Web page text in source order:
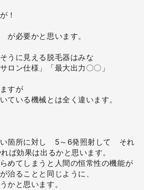
！
必要かと思います。
うに見える脱毛器はみな
ロン仕様」「最大出力〇〇」
すが
ている機械とは全く違います。
い箇所に対し 5～6発照射して それ
ば効果は出るかと思います。
めてしまうと人間の恒常性の機能が
治ることと同じように、
かと思います。